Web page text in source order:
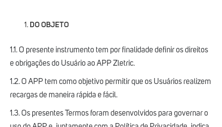
DO OBJETO
1.1. O presente instrumento tem por finalidade definir os direitos
e obrigações do Usuário ao APP Zletric.
1.2. O APP tem como objetivo permitir que os Usuários realizem
recargas de maneira rápida e fácil.
1.3. Os presentes Termos foram desenvolvidos para governar o